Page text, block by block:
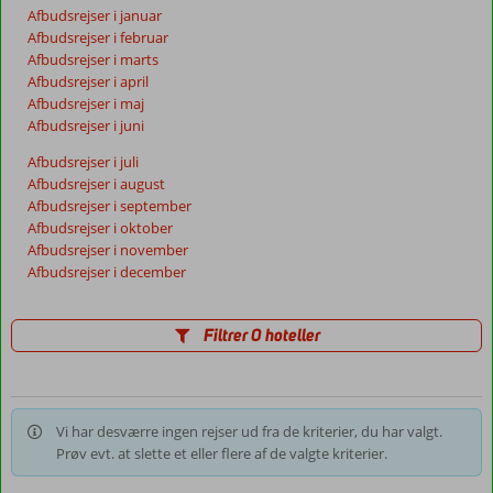
Afbudsrejser i januar
Afbudsrejser i februar
Afbudsrejser i marts
Afbudsrejser i april
Afbudsrejser i maj
Afbudsrejser i juni
Afbudsrejser i juli
Afbudsrejser i august
Afbudsrejser i september
Afbudsrejser i oktober
Afbudsrejser i november
Afbudsrejser i december
Filtrer 0 hoteller
Vi har desværre ingen rejser ud fra de kriterier, du har valgt.
Prøv evt. at slette et eller flere af de valgte kriterier.